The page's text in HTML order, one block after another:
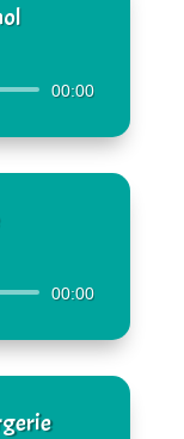
00:00
00:00